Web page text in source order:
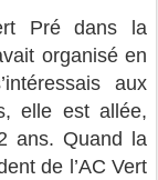
Pré dans la
organisé en
aux
elle est allée,
ans. Quand la
de l’AC Vert